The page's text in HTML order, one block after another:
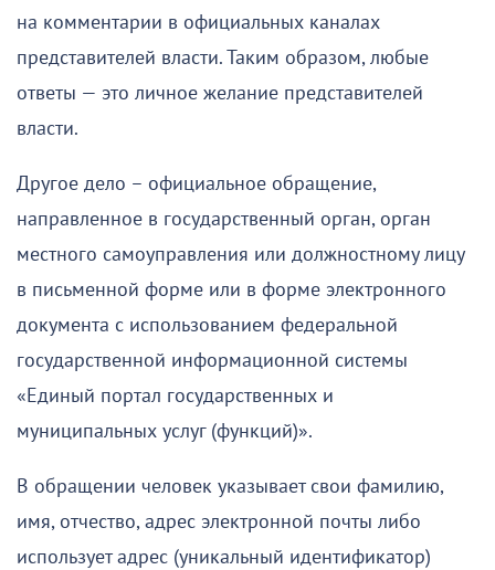
на комментарии в официальных каналах
представителей власти. Таким образом, любые
ответы — это личное желание представителей
власти.
Другое дело – официальное обращение,
направленное в государственный орган, орган
местного самоуправления или должностному лицу
в письменной форме или в форме электронного
документа с использованием федеральной
государственной информационной системы
«Единый портал государственных и
муниципальных услуг (функций)».
В обращении человек указывает свои фамилию,
имя, отчество, адрес электронной почты либо
использует адрес (уникальный идентификатор)